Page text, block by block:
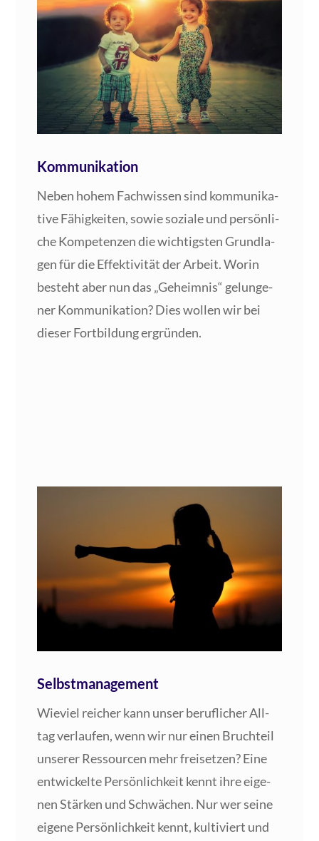
Kommunikation
Neben hohem Fach­wis­sen sind kom­mu­ni­ka­
ti­ve Fähig­kei­ten, sowie sozia­le und per­sön­li­
che Kom­pe­ten­zen die wich­tigs­ten Grund­la­
gen für die Effek­ti­vi­tät der Arbeit. Wor­in
besteht aber nun das „Geheim­nis“ gelun­ge­
ner Kom­mu­ni­ka­ti­on? Dies wol­len wir bei
die­ser Fort­bil­dung ergründen.
Selbstmanagement
Wie­viel rei­cher kann unser beruf­li­cher All­
tag ver­lau­fen, wenn wir nur einen Bruch­teil
unse­rer Res­sour­cen mehr frei­set­zen? Eine
ent­wi­ckel­te Per­sön­lich­keit kennt ihre eige­
nen Stär­ken und Schwä­chen. Nur wer sei­ne
eige­ne Per­sön­lich­keit kennt, kul­ti­viert und